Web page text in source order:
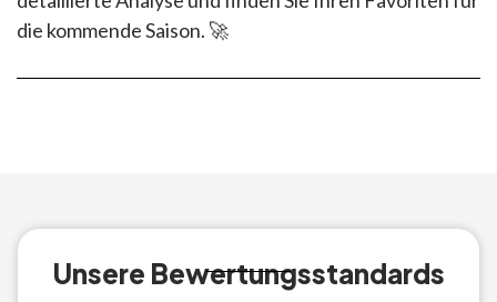
die kommende Saison. 🚀
Unsere Bewertungsstandards